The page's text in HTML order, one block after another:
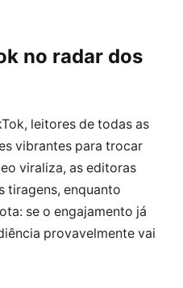
no radar dos
leitores de todas as
vibrantes para trocar
viraliza, as editoras
tiragens, enquanto
se o engajamento já
provavelmente vai